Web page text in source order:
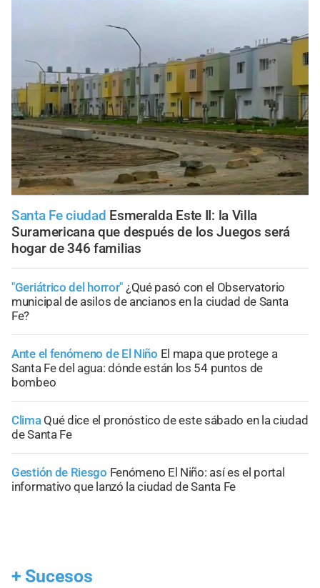
Santa Fe ciudad Esmeralda Este II: la Villa
Suramericana que después de los Juegos será
hogar de 346 familias
"Geriátrico del horror" ¿Qué pasó con el Observatorio
municipal de asilos de ancianos en la ciudad de Santa
Fe?
Ante el fenómeno de El Niño El mapa que protege a
Santa Fe del agua: dónde están los 54 puntos de
bombeo
Clima Qué dice el pronóstico de este sábado en la ciudad
de Santa Fe
Gestión de Riesgo Fenómeno El Niño: así es el portal
informativo que lanzó la ciudad de Santa Fe
+ Sucesos